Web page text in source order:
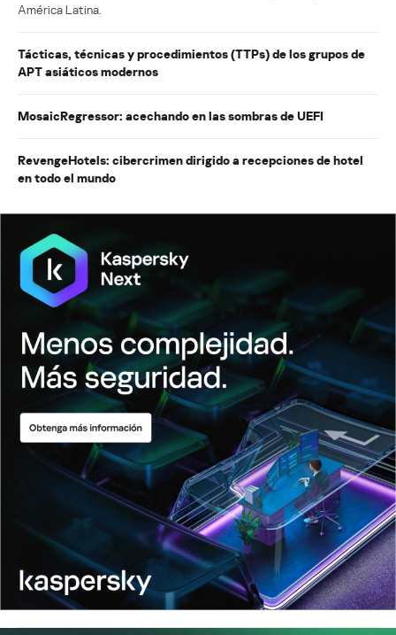
América Latina.
Tácticas, técnicas y procedimientos (TTPs) de los grupos de
APT asiáticos modernos
MosaicRegressor: acechando en las sombras de UEFI
RevengeHotels: cibercrimen dirigido a recepciones de hotel
en todo el mundo